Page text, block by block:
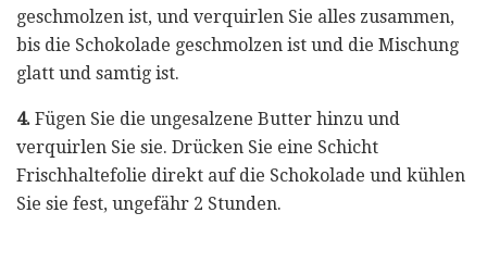
geschmolzen ist, und verquirlen Sie alles zusammen,
bis die Schokolade geschmolzen ist und die Mischung
glatt und samtig ist.
4. Fügen Sie die ungesalzene Butter hinzu und
verquirlen Sie sie. Drücken Sie eine Schicht
Frischhaltefolie direkt auf die Schokolade und kühlen
Sie sie fest, ungefähr 2 Stunden.